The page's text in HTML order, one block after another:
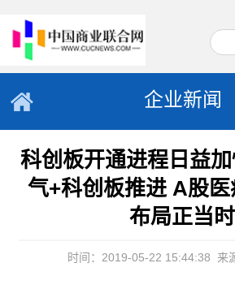
企业新闻
科创板开通进程日益
气+科创板推进 A股
布局正当时
时间：2019-05-22 15:44:38 来